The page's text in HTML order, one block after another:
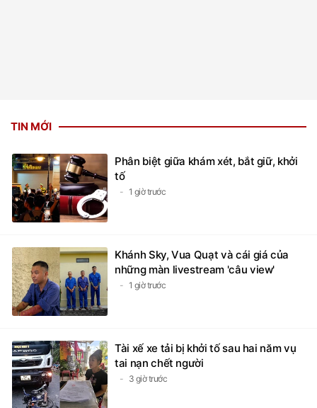
TIN MỚI
Phân biệt giữa khám xét, bắt giữ, khởi
tố
1 giờ trước
Khánh Sky, Vua Quạt và cái giá của
những màn livestream 'câu view'
1 giờ trước
Tài xế xe tải bị khởi tố sau hai năm vụ
tai nạn chết người
3 giờ trước